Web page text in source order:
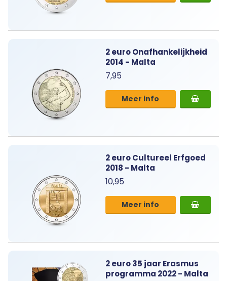
2 euro Onafhankelijkheid
2014 - Malta
7,95
Meer info
2 euro Cultureel Erfgoed
2018 - Malta
10,95
Meer info
2 euro 35 jaar Erasmus
programma 2022 - Malta